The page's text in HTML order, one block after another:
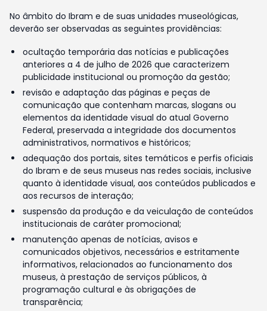
No âmbito do Ibram e de suas unidades museológicas,
deverão ser observadas as seguintes providências:
ocultação temporária das notícias e publicações
anteriores a 4 de julho de 2026 que caracterizem
publicidade institucional ou promoção da gestão;
revisão e adaptação das páginas e peças de
comunicação que contenham marcas, slogans ou
elementos da identidade visual do atual Governo
Federal, preservada a integridade dos documentos
administrativos, normativos e históricos;
adequação dos portais, sites temáticos e perfis oficiais
do Ibram e de seus museus nas redes sociais, inclusive
quanto à identidade visual, aos conteúdos publicados e
aos recursos de interação;
suspensão da produção e da veiculação de conteúdos
institucionais de caráter promocional;
manutenção apenas de notícias, avisos e
comunicados objetivos, necessários e estritamente
informativos, relacionados ao funcionamento dos
museus, à prestação de serviços públicos, à
programação cultural e às obrigações de
transparência;